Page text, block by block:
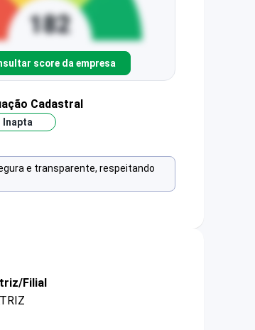
score da empresa
Cadastral
Inapta
e transparente, respeitando
Filial